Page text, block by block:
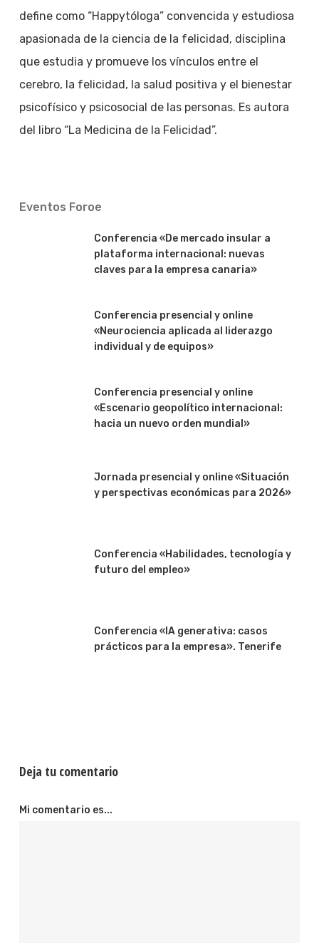
define como “Happytóloga” convencida y estudiosa
apasionada de la ciencia de la felicidad, disciplina
que estudia y promueve los vínculos entre el
cerebro, la felicidad, la salud positiva y el bienestar
psicofísico y psicosocial de las personas. Es autora
del libro “La Medicina de la Felicidad”.
Eventos Foroe
Conferencia «De mercado insular a
plataforma internacional: nuevas
claves para la empresa canaria»
Conferencia presencial y online
«Neurociencia aplicada al liderazgo
individual y de equipos»
Conferencia presencial y online
«Escenario geopolítico internacional:
hacia un nuevo orden mundial»
Jornada presencial y online «Situación
y perspectivas económicas para 2026»
Conferencia «Habilidades, tecnología y
futuro del empleo»
Conferencia «IA generativa: casos
prácticos para la empresa». Tenerife
Deja tu comentario
Mi comentario es...